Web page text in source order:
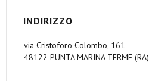
INDIRIZZO
via Cristoforo Colombo, 161
48122 PUNTA MARINA TERME (RA)